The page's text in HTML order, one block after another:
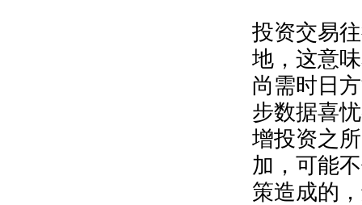
投资交易
地，这意
尚需时日
步数据喜
增投资之
加，可能
策造成的